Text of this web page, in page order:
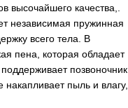
высочайшего качества,.
независимая пружинная
всего тела. В
пена, которая обладает
позвоночник
пыль и влагу,